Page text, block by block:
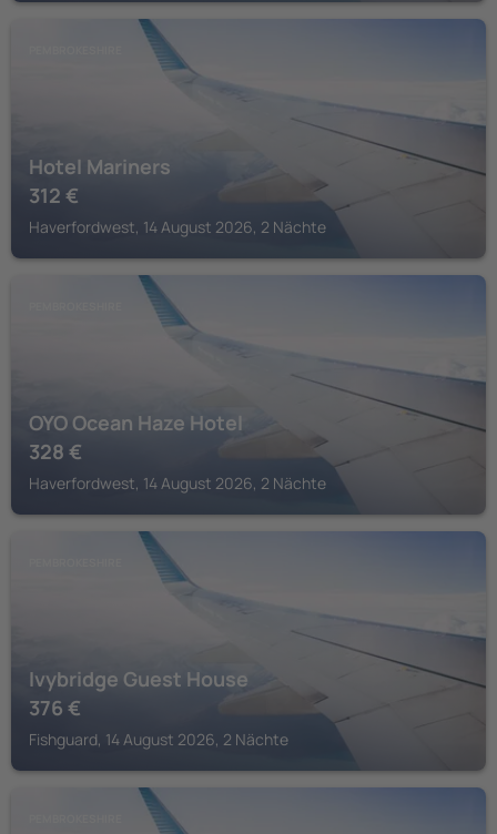
Hotel Mariners
312 €
Haverfordwest, 14 August 2026, 2 Nächte
OYO Ocean Haze Hotel
328 €
Haverfordwest, 14 August 2026, 2 Nächte
Ivybridge Guest House
376 €
Fishguard, 14 August 2026, 2 Nächte